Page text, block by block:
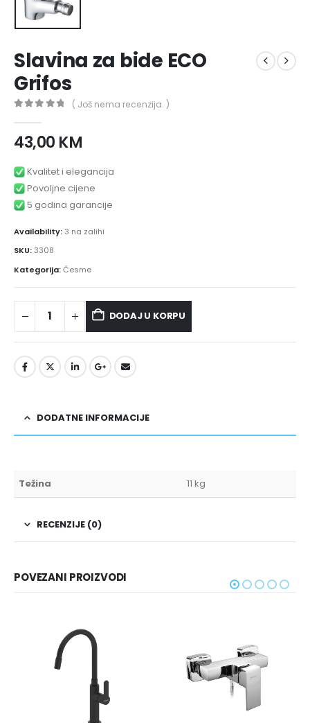
Slavina za bide ECO
Grifos
( Još nema recenzija. )
43,00 KM
Kvalitet i elegancija
Povoljne cijene
5 godina garancije
Availability:3 na zalihi
SKU:3308
Kategorija:Česme
DODAJ U KORPU
DODATNE INFORMACIJE
Težina 11 kg
RECENZIJE (0)
POVEZANI PROIZVODI